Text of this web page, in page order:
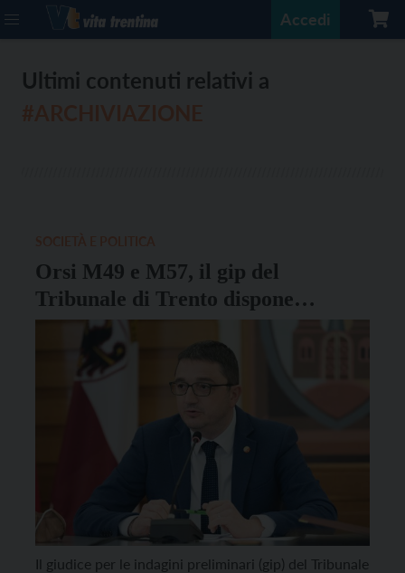
Accedi
Ultimi contenuti relativi a
Orsi M49 e M57, il gip del
Tribunale di Trento dispone
l’archiviazione del procedimento
penale contro Fugatti
Il giudice per le indagini preliminari (gip) del Tribunale